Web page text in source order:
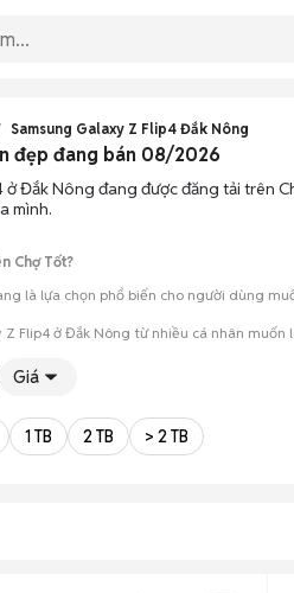
Samsung Galaxy Z Flip4 Đắk Nông
đẹp đang bán 08/2026
ở Đắk Nông đang được đăng tải trên
mình.
Chợ Tốt?
là lựa chọn phổ biến cho người dùng
Z Flip4 ở Đắk Nông từ nhiều cá nhân
đánh giá chính xác hiệu năng
Giá
1 TB 2 TB > 2 TB